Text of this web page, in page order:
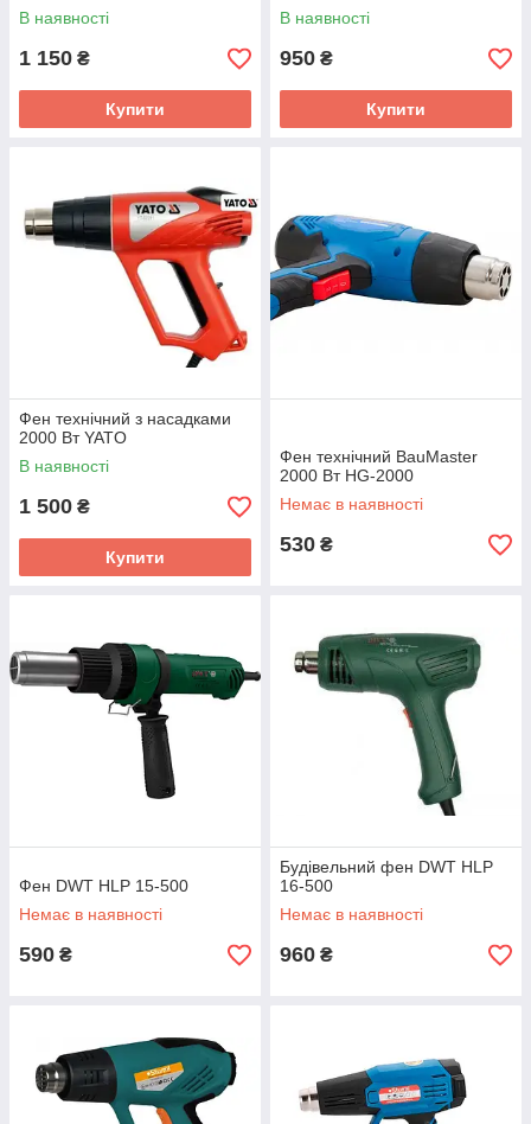
В наявності
1 150 ₴
Купити
В наявності
950 ₴
Купити
Фен технічний з насадками
2000 Вт YATO
В наявності
1 500 ₴
Купити
Фен технічний BauMaster
2000 Вт HG-2000
Немає в наявності
530 ₴
Фен DWT HLP 15-500
Немає в наявності
590 ₴
Будівельний фен DWT HLP
16-500
Немає в наявності
960 ₴